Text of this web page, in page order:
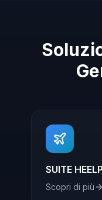
SUITE HEELP
Scopri di più